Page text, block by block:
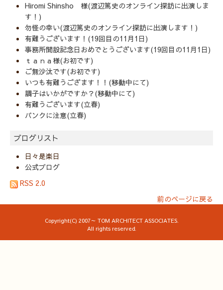
Hiromi Shinsho 様(渡辺篤史のオンライン探訪に出演しま
す！)
勿怪の幸い(渡辺篤史のオンライン探訪に出演します！)
有難うございます！(19回目の11月1日)
事務所開設記念日おめでとうございます(19回目の11月1日)
ｔａｎａ様(お初です)
ご無沙汰です(お初です)
いつも有難うござます！！(移動中にて)
調子はいかがですか？(移動中にて)
有難うございます(立春)
パンクに注意(立春)
ブログリスト
日々是楽日
公式ブログ
RSS 2.0
前のページに戻る
Copyright(C) 2007～ TOM ARCHITECT ASSOCIATES.
All rights reserved.